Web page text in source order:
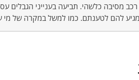
רכב מסיבה כלשהי. תביעה בענייני
להם לטענתם. כמו למשל במקרה של מי